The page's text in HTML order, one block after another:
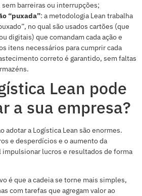
barreiras ou interrupções;
“puxada”: a metodologia Lean trabalha
no qual são usados cartões (que
digitais) que comandam cada ação e
itens necessários para cumprir cada
correto é garantido, sem faltas
Lean pode
a sua empresa?
adotar a Logística Lean são enormes.
e desperdícios e o aumento da
lucros e resultados de forma
é que a cadeia se torne mais simples,
com tarefas que agregam valor ao